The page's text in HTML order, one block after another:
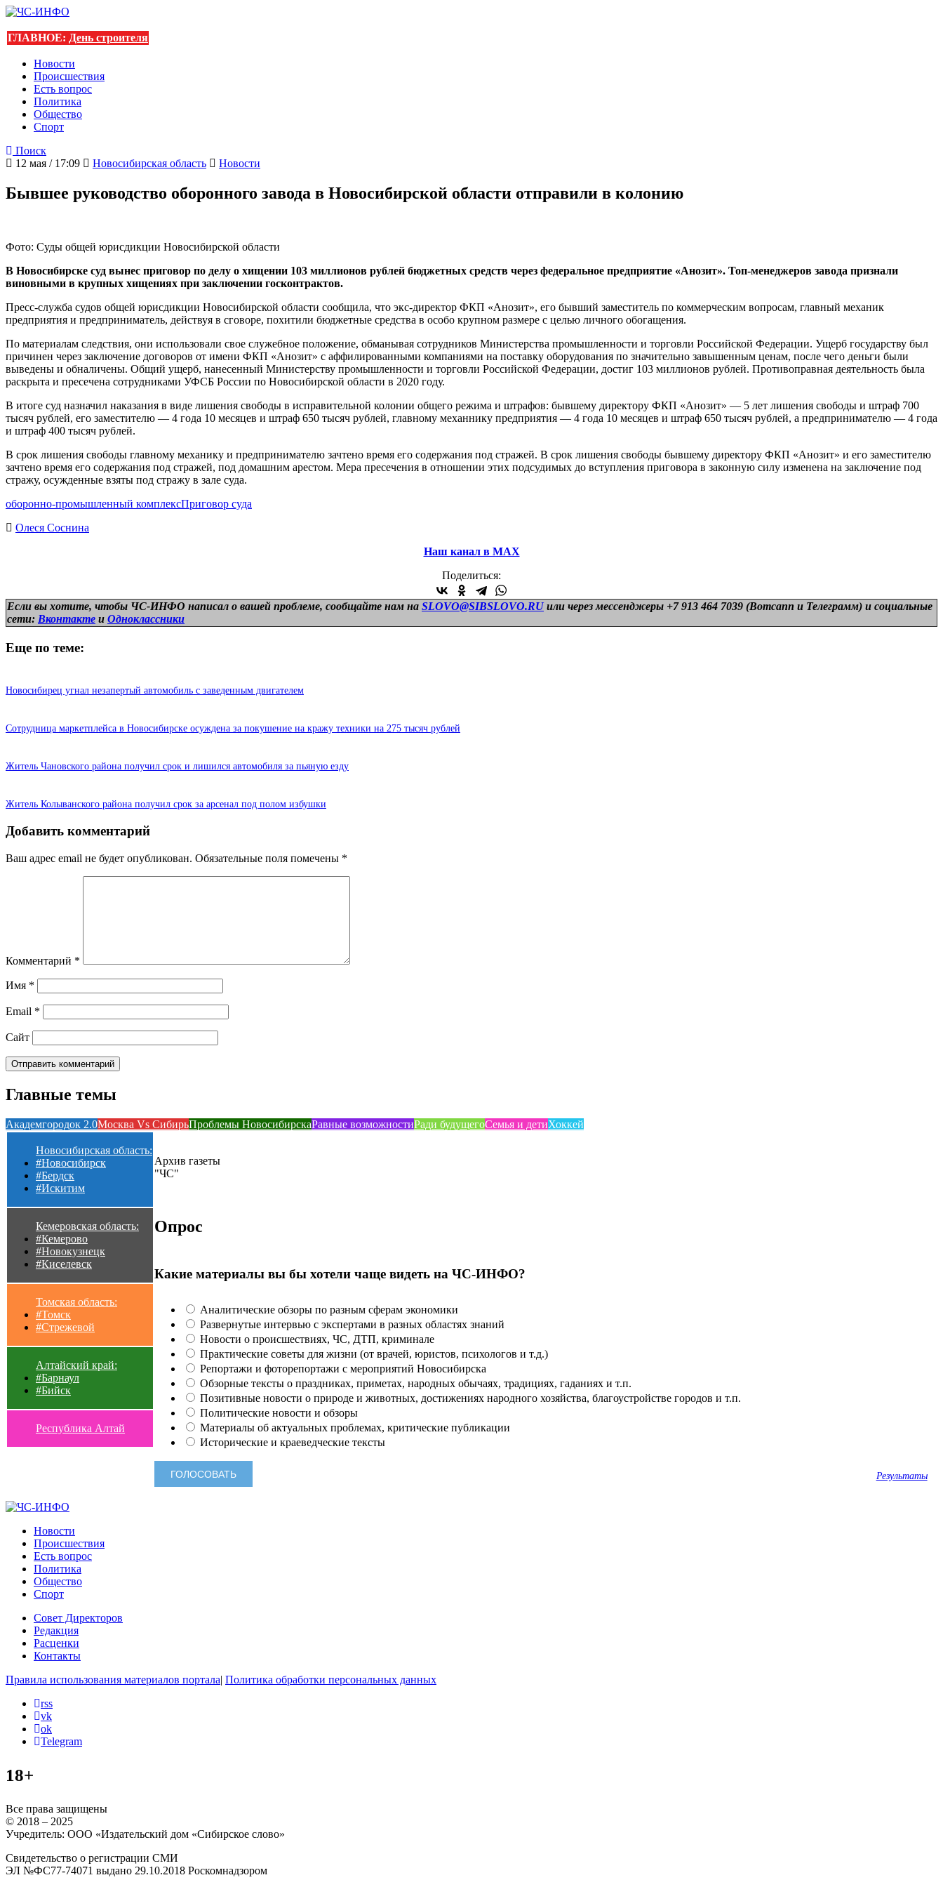
ГЛАВНОЕ: День строителя
Новости
Происшествия
Есть вопрос
Политика
Общество
Спорт
Поиск
12 мая / 17:09
Новосибирская область Новости
Бывшее руководство оборонного завода в Новосибирской области отправили в колонию
Фото: Суды общей юрисдикции Новосибирской области
В Новосибирске суд вынес приговор по делу о хищении 103 миллионов рублей бюджетных средств через федеральное предприятие «Анозит». Топ-менеджеров завода признали
виновными в крупных хищениях при заключении госконтрактов.
Пресс-служба судов общей юрисдикции Новосибирской области сообщила, что экс-директор ФКП «Анозит», его бывший заместитель по коммерческим вопросам, главный механик
предприятия и предприниматель, действуя в сговоре, похитили бюджетные средства в особо крупном размере с целью личного обогащения.
По материалам следствия, они использовали свое служебное положение, обманывая сотрудников Министерства промышленности и торговли Российской Федерации. Ущерб государству был
причинен через заключение договоров от имени ФКП «Анозит» с аффилированными компаниями на поставку оборудования по значительно завышенным ценам, после чего деньги были
выведены и обналичены. Общий ущерб, нанесенный Министерству промышленности и торговли Российской Федерации, достиг 103 миллионов рублей. Противоправная деятельность была
раскрыта и пресечена сотрудниками УФСБ России по Новосибирской области в 2020 году.
В итоге суд назначил наказания в виде лишения свободы в исправительной колонии общего режима и штрафов: бывшему директору ФКП «Анозит» — 5 лет лишения свободы и штраф 700
тысяч рублей, его заместителю — 4 года 10 месяцев и штраф 650 тысяч рублей, главному механнику предприятия — 4 года 10 месяцев и штраф 650 тысяч рублей, а предпринимателю — 4 года
и штраф 400 тысяч рублей.
В срок лишения свободы главному механику и предпринимателю зачтено время его содержания под стражей. В срок лишения свободы бывшему директору ФКП «Анозит» и его заместителю
зачтено время его содержания под стражей, под домашним арестом. Мера пресечения в отношении этих подсудимых до вступления приговора в законную силу изменена на заключение под
стражу, осужденные взяты под стражу в зале суда.
оборонно-промышленный комплексПриговор суда
Олеся Соснина
Наш канал в МАХ
Поделиться:
Если вы хотите, чтобы ЧС-ИНФО написал о вашей проблеме, сообщайте нам на SLOVO@SIBSLOVO.RU или через мессенджеры +7 913 464 7039 (Вотсапп и Телеграмм) и социальные
сети: Вконтакте и Одноклассники
Еще по теме:
Новосибирец угнал незапертый автомобиль с заведенным двигателем
Сотрудница маркетплейса в Новосибирске осуждена за покушение на кражу техники на 275 тысяч рублей
Житель Чановского района получил срок и лишился автомобиля за пьяную езду
Житель Колыванского района получил срок за арсенал под полом избушки
Добавить комментарий
Ваш адрес email не будет опубликован. Обязательные поля помечены *
Комментарий *
Имя *
Email *
Сайт
Главные темы
Академгородок 2.0Москва Vs СибирьПроблемы НовосибирскаРавные возможностиРади будущегоСемья и детиХоккей
Новосибирская область:
#Новосибирск
#Бердск
#Искитим
Кемеровская область:
#Кемерово
#Новокузнецк
#Киселевск
Томская область:
#Томск
#Стрежевой
Алтайский край:
#Барнаул
#Бийск
Республика Алтай
Архив газеты
"ЧС"
Опрос
Какие материалы вы бы хотели чаще видеть на ЧС-ИНФО?
Аналитические обзоры по разным сферам экономики
Развернутые интервью с экспертами в разных областях знаний
Новости о происшествиях, ЧС, ДТП, криминале
Практические советы для жизни (от врачей, юристов, психологов и т.д.)
Репортажи и фоторепортажи с мероприятий Новосибирска
Обзорные тексты о праздниках, приметах, народных обычаях, традициях, гаданиях и т.п.
Позитивные новости о природе и животных, достижениях народного хозяйства, благоустройстве городов и т.п.
Политические новости и обзоры
Материалы об актуальных проблемах, критические публикации
Исторические и краеведческие тексты
Результаты
Новости
Происшествия
Есть вопрос
Политика
Общество
Спорт
Совет Директоров
Редакция
Расценки
Контакты
Правила использования материалов портала| Политика обработки персональных данных
rss
vk
ok
Telegram
18+
Все права защищены
© 2018 – 2025
Учредитель: ООО «Издательский дом «Сибирское слово»
Свидетельство о регистрации СМИ
ЭЛ №ФС77-74071 выдано 29.10.2018 Роскомнадзором